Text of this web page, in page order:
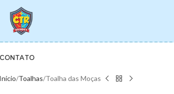
CONTATO
Início Toalhas Toalha das Moças